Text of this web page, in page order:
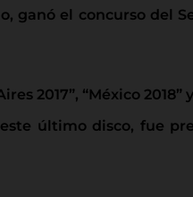
ganó el concurso del
2017”, “México 2018”
último disco, fue